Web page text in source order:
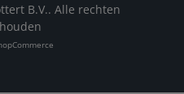
B.V.. Alle rechten